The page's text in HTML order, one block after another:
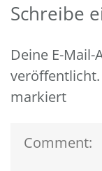
Schreibe
Deine E-
veröffentlicht.
markiert